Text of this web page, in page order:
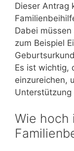
Dieser Antrag
Dabei
zum Beispiel
Es ist wichtig,
einzureichen,
Unterstützung
Wie hoch